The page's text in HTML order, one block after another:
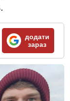
додати
зараз